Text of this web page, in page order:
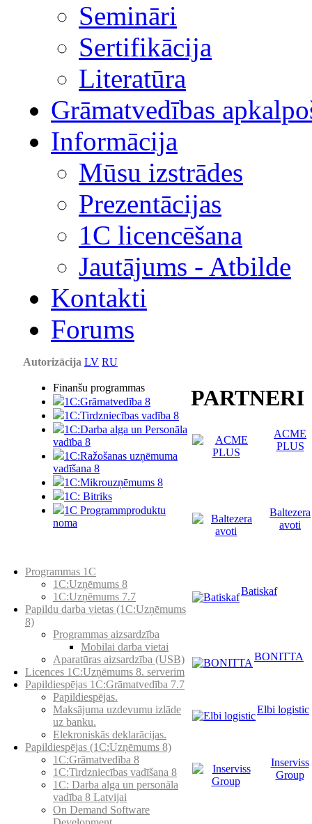
Semināri
Sertifikācija
Literatūra
Grāmatvedības
Informācija
Mūsu izstrādes
Prezentācijas
1С licencēšana
Jautājums - Atbilde
Kontakti
Forums
Autorizācija LV RU
Finanšu programmas
1C:Grāmatvedība 8
1C:Tirdzniecības vadība 8
1C:Darba alga un Personāla
vadība 8
1C:Ražošanas uzņēmuma
vadīšana 8
1С:Мikrouzņēmums 8
1C: Bitriks
1C Programmproduktu
noma
Programmas 1C
1C:Uzņēmums 8
1C:Uzņēmums 7.7
Papildu darba vietas (1C:Uzņēmums
8)
Programmas aizsardzība
Mobilai darba vietai
Aparatūras aizsardzība (USB)
Licences 1C:Uzņēmums 8. serverim
Papildiespējas 1C:Grāmatvedība 7.7
Papildiespējas.
Maksājuma uzdevumu izlāde
uz banku.
Elekroniskās deklarācijas.
Papildiespējas (1C:Uzņēmums 8)
1C:Grāmatvedība 8
1C:Tirdzniecības vadīšana 8
1С: Darba alga un personāla
vadība 8 Latvijai
On Demand Software
PARTNERI
ACME
PLUS
Baltezera
avoti
Batiskaf
BONITTA
Elbi logistic
Inserviss
Group